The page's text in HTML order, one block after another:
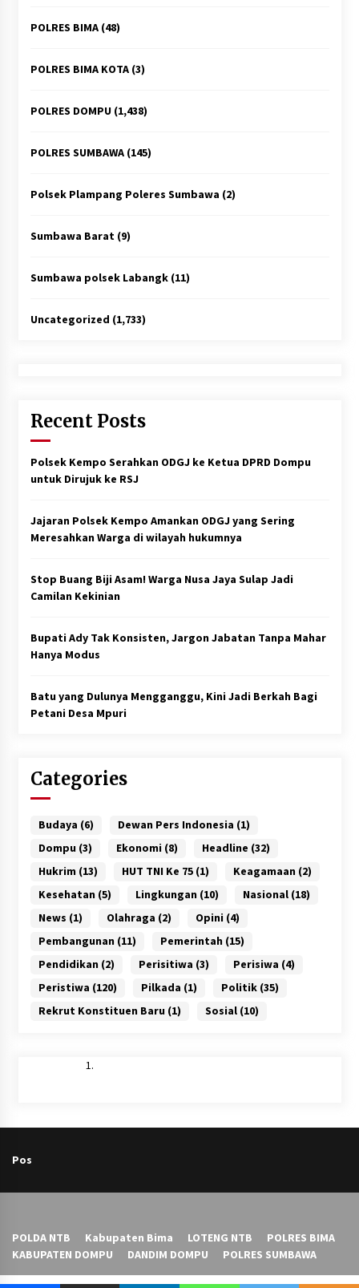
POLRES BIMA(48)
POLRES BIMA KOTA(3)
POLRES DOMPU(1,438)
POLRES SUMBAWA(145)
Polsek Plampang Poleres Sumbawa (2)
Sumbawa Barat(9)
Sumbawa polsek Labangk(11)
Uncategorized (1,733)
Recent Posts
Polsek Kempo Serahkan ODGJ ke Ketua DPRD Dompu
untuk Dirujuk ke RSJ
Jajaran Polsek Kempo Amankan ODGJ yang Sering
Meresahkan Warga di wilayah hukumnya
Stop Buang Biji Asam! Warga Nusa Jaya Sulap Jadi
Camilan Kekinian
Bupati Ady Tak Konsisten, Jargon Jabatan Tanpa Mahar
Hanya Modus
Batu yang Dulunya Mengganggu, Kini Jadi Berkah Bagi
Petani Desa Mpuri
Categories
Budaya (6) Dewan Pers Indonesia (1)
Dompu (3) Ekonomi (8) Headline (32)
Hukrim (13) HUT TNI Ke 75(1) Keagamaan (2)
Kesehatan (5) Lingkungan (10) Nasional(18)
News (1) Olahraga (2) Opini (4)
Pembangunan (11) Pemerintah (15)
Pendidikan (2) Perisitiwa (3) Perisiwa (4)
Peristiwa (120) Pilkada (1) Politik(35)
Rekrut Konstituen Baru (1) Sosial(10)
Pos
POLDA NTB Kabupaten Bima LOTENG NTB
POLRES BIMA
KABUPATEN DOMPU
DANDIM DOMPU POLRES SUMBAWA